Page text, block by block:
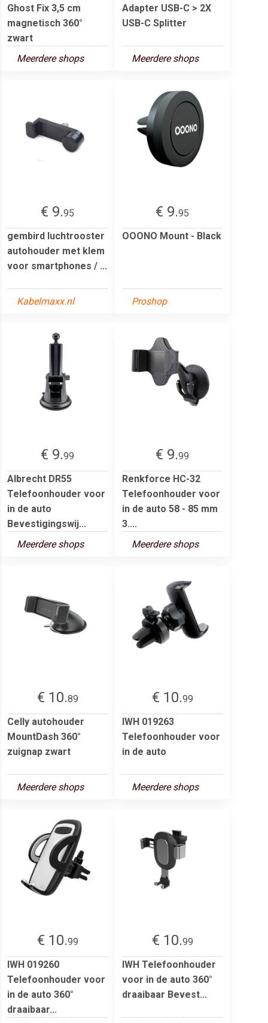
Ghost Fix 3,5 cm
magnetisch 360°
zwart
Meerdere shops
Adapter USB-C > 2X
USB-C Splitter
Meerdere shops
€ 9.95
gembird luchtrooster
autohouder met klem
voor smartphones / ...
Kabelmaxx.nl
€ 9.95
OOONO Mount - Black
Proshop
€ 9.99
Albrecht DR55
Telefoonhouder voor
in de auto
Bevestigingswij...
Meerdere shops
€ 9.99
Renkforce HC-32
Telefoonhouder voor
in de auto 58 - 85 mm
3....
Meerdere shops
€ 10.89
Celly autohouder
MountDash 360°
zuignap zwart
Meerdere shops
€ 10.99
IWH 019263
Telefoonhouder voor
in de auto
Meerdere shops
€ 10.99
IWH 019260
Telefoonhouder voor
in de auto 360°
draaibaar...
€ 10.99
IWH Telefoonhouder
voor in de auto 360°
draaibaar Bevest...